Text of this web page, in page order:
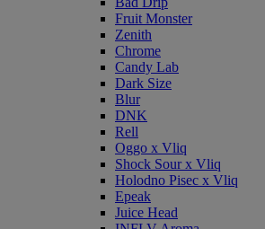
Fruit Monster
Zenith
Chrome
Candy Lab
Dark Size
Blur
DNK
Rell
Oggo x Vliq
Shock Sour x Vliq
Holodno Pisec x Vliq
Epeak
Juice Head